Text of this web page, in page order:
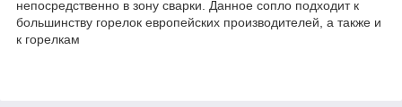
непосредственно в зону сварки. Данное сопло подходит к
большинству горелок европейских производителей, а также и
к горелкам